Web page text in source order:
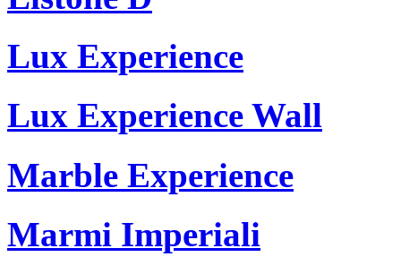
Lux Experience
Lux Experience Wall
Marble Experience
Marmi Imperiali